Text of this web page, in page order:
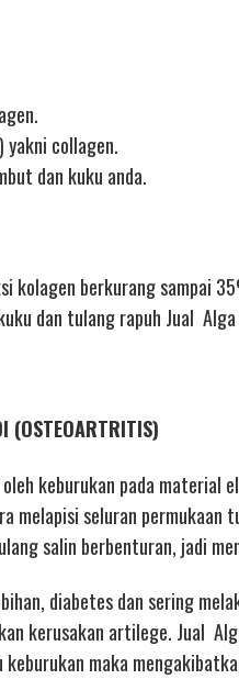
collagen.
dan kuku anda.
kolagen berkurang sampai
dan tulang rapuh Jual
(OSTEOARTRITIS)
keburukan pada material
seluran permukaan
salin berbenturan, jadi
diabetes dan sering
kerusakan artilege. Jual
maka